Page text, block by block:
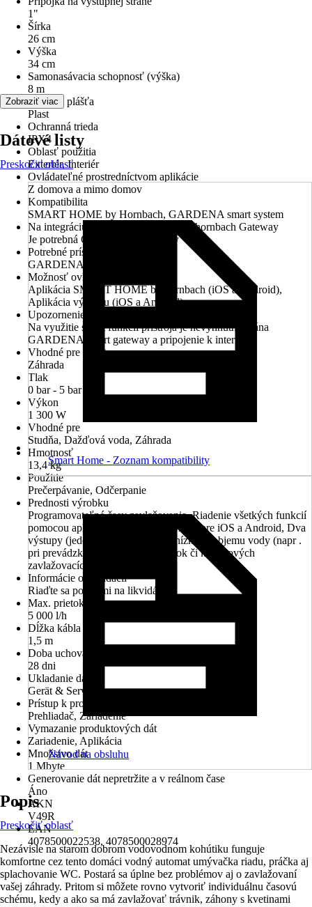
1"
Šírka
26 cm
Výška
34 cm
Samonasávacia schopnosť (výška)
8 m
Materiál plášťa
Plast
Ochranná trieda
IPX4
Oblasť použitia
Exteriér, Interiér
Ovládateľné prostredníctvom aplikácie
Z domova a mimo domov
Kompatibilita
SMART HOME by Hornbach, GARDENA smart system
Na integráciu do SMART HOME by hornbach Gateway
Je potrebná GARDENA Gateway
Potrebné príslušenstvo
GARDENA Gateway
Možnosť ovládania
Aplikácia SMART HOME by hornbach (iOS a Android),
Aplikácia výrobcu (iOS a Android)
Upozornenie
Na využitie smart funkcií prístroja je nevyhnutná brána
GARDENA smart gateway a pripojenie k internetu!
Vhodné pre priestory
Záhrada
Tlak
0 bar - 5 bar
Výkon
1 300 W
Vhodné pre
Studňa, Dažďová voda, Záhrada
Hmotnosť
13,4 kg
Použitie
Prečerpávanie, Odčerpanie
Prednosti výrobku
Programovateľné časy zavlažovania, Riadenie všetkých funkcií
pomocou aplikácie GARDENA Smart pre iOS a Android, Dva
výstupy (jeden otočný), Program nízkeho objemu vody (napr .
pri prevádzke automatických práčok či kvapkových
zavlažovacích systémov)
Informácie o likvidácii
Riaďte sa pokynmi na likvidáciu
Max. prietok
5 000 l/h
Dĺžka kábla
1,5 m
Doba uchovávania dát
28 dni
Ukladanie dát
Gerät & Server
Prístup k produktovým dátam
Prehliadač, Zariadenie
Vymazanie produktových dát
Zariadenie, Aplikácia
Množstvo dát
1 Mbyte
Generovanie dát nepretržite a v reálnom čase
Áno
AKN
V49R
EAN
4078500022538, 4078500028974
Zobraziť viac
Dátové listy
Preskočiť oblasť
Smart Home - Zoznam kompatibility
Návod na obsluhu
Popis
Preskočiť oblasť
Nezávisle na starom dobrom vodovodnom kohútiku funguje
komfortne cez tento domáci vodný automat umývačka riadu, práčka aj
splachovanie WC. Postará sa úplne bez problémov aj o zavlažovaní
vašej záhrady. Pritom si môžete rovno vytvoriť individuálnu časovú
schému, kedy a ako sa má zavlažovať trávnik, záhony s kvetinami